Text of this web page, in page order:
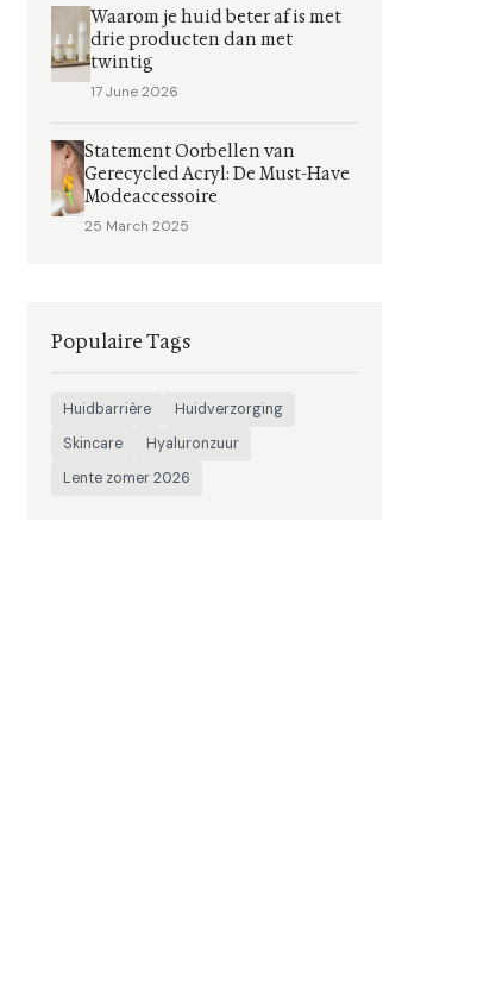
Waarom je huid beter af is met
drie producten dan met
twintig
17 June 2026
Statement Oorbellen van
Gerecycled Acryl: De Must-Have
Modeaccessoire
25 March 2025
Populaire Tags
Huidbarrière
Huidverzorging
Skincare
Hyaluronzuur
Lente zomer 2026